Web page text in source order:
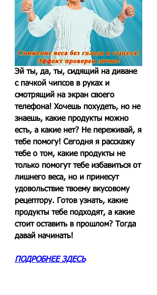
Эй ты, да, ты, сидящий на диване
с пачкой чипсов в руках и
смотрящий на экран своего
телефона! Хочешь похудеть, но не
знаешь, какие продукты можно
есть, а какие нет? Не переживай, я
тебе помогу! Сегодня я расскажу
тебе о том, какие продукты не
только помогут тебе избавиться от
лишнего веса, но и принесут
удовольствие твоему вкусовому
рецептору. Готов узнать, какие
продукты тебе подходят, а какие
стоит оставить в прошлом? Тогда
давай начинать!
ПОДРОБНЕЕ ЗДЕСЬ